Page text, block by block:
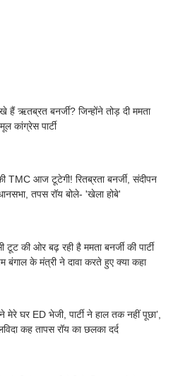
हैं ऋतब्रत बनर्जी? जिन्होंने तोड़ दी ममता
कांग्रेस पार्टी
TMC आज टूटेगी! रितब्रता बनर्जी, संदीपन
तपस रॉय बोले- 'खेला होबे'
टूट की ओर बढ़ रही है ममता बनर्जी की पार्टी
बंगाल के मंत्री ने दावा करते हुए क्या कहा
ने मेरे घर ED भेजी, पार्टी ने हाल तक नहीं पूछा’,
कह तापस रॉय का छलका दर्द